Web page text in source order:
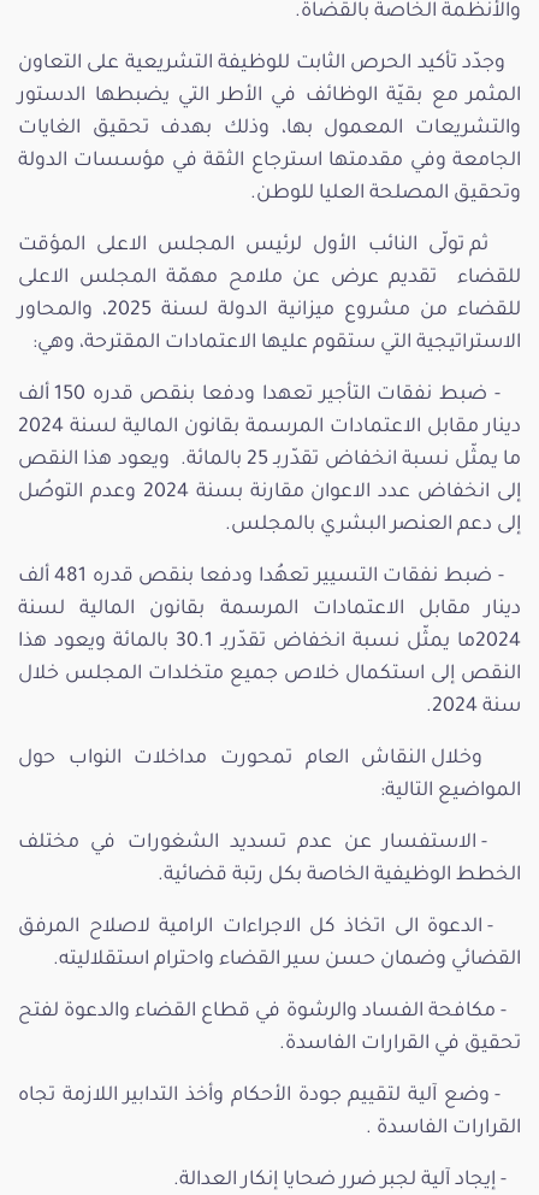
والأنظمة الخاصة بالقضاة.
وجدّد تأكيد الحرص الثابت للوظيفة التشريعية على التعاون
المثمر مع بقيّة الوظائف في الأطر التي يضبطها الدستور
والتشريعات المعمول بها، وذلك بهدف تحقيق الغايات
الجامعة وفي مقدمتها استرجاع الثقة في مؤسسات الدولة
وتحقيق المصلحة العليا للوطن.
ثم تولّى النائب الأول لرئيس المجلس الاعلى المؤقت
للقضاء تقديم عرض عن ملامح مهمّة المجلس الاعلى
للقضاء من مشروع ميزانية الدولة لسنة 2025، والمحاور
الاستراتيجية التي ستقوم عليها الاعتمادات المقترحة، وهي:
- ضبط نفقات التأجير تعهدا ودفعا بنقص قدره 150 ألف
دينار مقابل الاعتمادات المرسمة بقانون المالية لسنة 2024
ما يمثّل نسبة انخفاض تقدّربـ 25 بالمائة. ويعود هذا النقص
إلى انخفاض عدد الاعوان مقارنة بسنة 2024 وعدم التوصُل
إلى دعم العنصر البشري بالمجلس.
- ضبط نفقات التسيير تعهُدا ودفعا بنقص قدره 481 ألف
دينار مقابل الاعتمادات المرسمة بقانون المالية لسنة
2024ما يمثّل نسبة انخفاض تقدّربـ 30.1 بالمائة ويعود هذا
النقص إلى استكمال خلاص جميع متخلدات المجلس خلال
سنة 2024.
وخلال النقاش العام تمحورت مداخلات النواب حول
المواضيع التالية:
- الاستفسار عن عدم تسديد الشغورات في مختلف
الخطط الوظيفية الخاصة بكل رتبة قضائية.
- الدعوة الى اتخاذ كل الاجراءات الرامية لاصلاح المرفق
القضائي وضمان حسن سير القضاء واحترام استقلاليته.
- مكافحة الفساد والرشوة في قطاع القضاء والدعوة لفتح
تحقيق في القرارات الفاسدة.
- وضع آلية لتقييم جودة الأحكام وأخذ التدابير اللازمة تجاه
القرارات الفاسدة .
- إيجاد آلية لجبر ضرر ضحايا إنكار العدالة.